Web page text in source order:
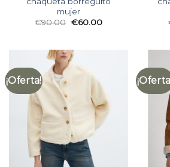
mujer
€90.00 €60.00
¡Oferta!